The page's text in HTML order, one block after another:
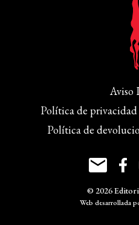
Aviso
Política de
Política de
© 2026
Web desarrollada